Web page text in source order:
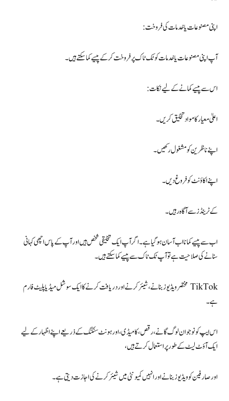
اپنی مصنوعات یا خدمات کی فروخت:
آپ اپنی مصنوعات یا خدمات کو ٹک ٹاک پر فروخت کر کے پیسے کما سکتے ہیں۔
اس سے پیسے کمانے کے لیے نکات:
اعلیٰ معیار کا مواد تخلیق کریں۔
اپنے ناظرین کو مشغول رکھیں۔
اپنے اکاؤنٹ کو فروغ دیں۔
کے ٹرینڈز سے آگاہ رہیں۔
اب سے پیسے کمانا اب آسان ہو گیا ہے۔ اگر آپ ایک تخلیقی شخص ہیں اور آپ کے پاس اچھی کہانی
سنانے کی صلاحیت ہے تو آپ ٹک ٹاک سے پیسے کما سکتے ہیں۔
TikTok مختصر ویڈیوز بنانے، شیئر کرنے اور دریافت کرنے کا ایک سوشل میڈیا پلیٹ فارم
ہے۔
اس ایپ کو نوجوان لوگ گانے، رقص، کامیڈی، اور ہونٹ سنکنگ کے ذریعے اپنے اظہار کے لیے
ایک آؤٹ لیٹ کے طور پر استعمال کرتے ہیں،
اور صارفین کو ویڈیوز بنانے اور انہیں کمیونٹی میں شیئر کرنے کی اجازت دیتی ہے۔